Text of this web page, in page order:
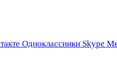
Одноклассники Skype